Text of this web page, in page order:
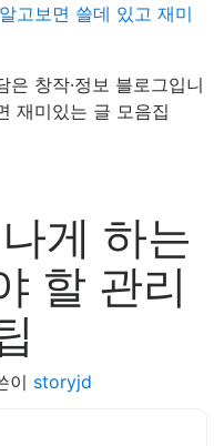
고보면 쓸데 있고 재미
창작·정보 블로그입니
재미있는 글 모음집
게 하는
할 관리
이 storyjd